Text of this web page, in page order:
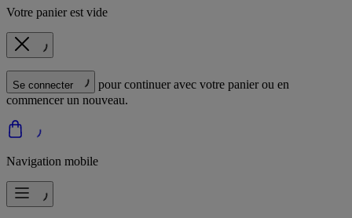
Votre panier est vide
Se connecter
pour continuer avec votre panier ou en
commencer un nouveau.
Navigation mobile